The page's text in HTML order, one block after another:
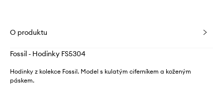
O produktu
Fossil - Hodinky FS5304
Hodinky z kolekce Fossil. Model s kulatým ciferníkem a koženým
páskem.